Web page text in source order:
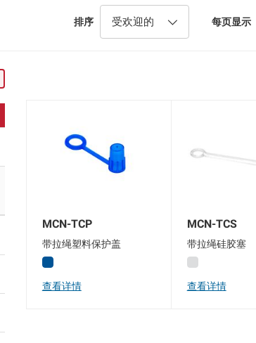
排序 受欢迎的 每页显示
MCN-TCP
带拉绳塑料保护盖
查看详情
MCN-TCS
带拉绳硅胶塞
查看详情